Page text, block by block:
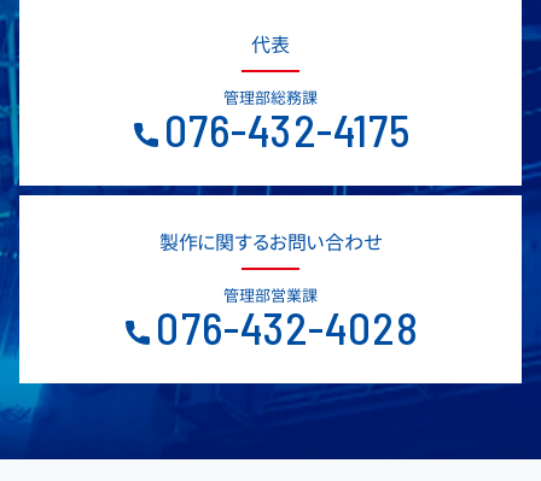
代表
管理部総務課
076-432-4175
製作に関するお問い合わせ
管理部営業課
076-432-4028